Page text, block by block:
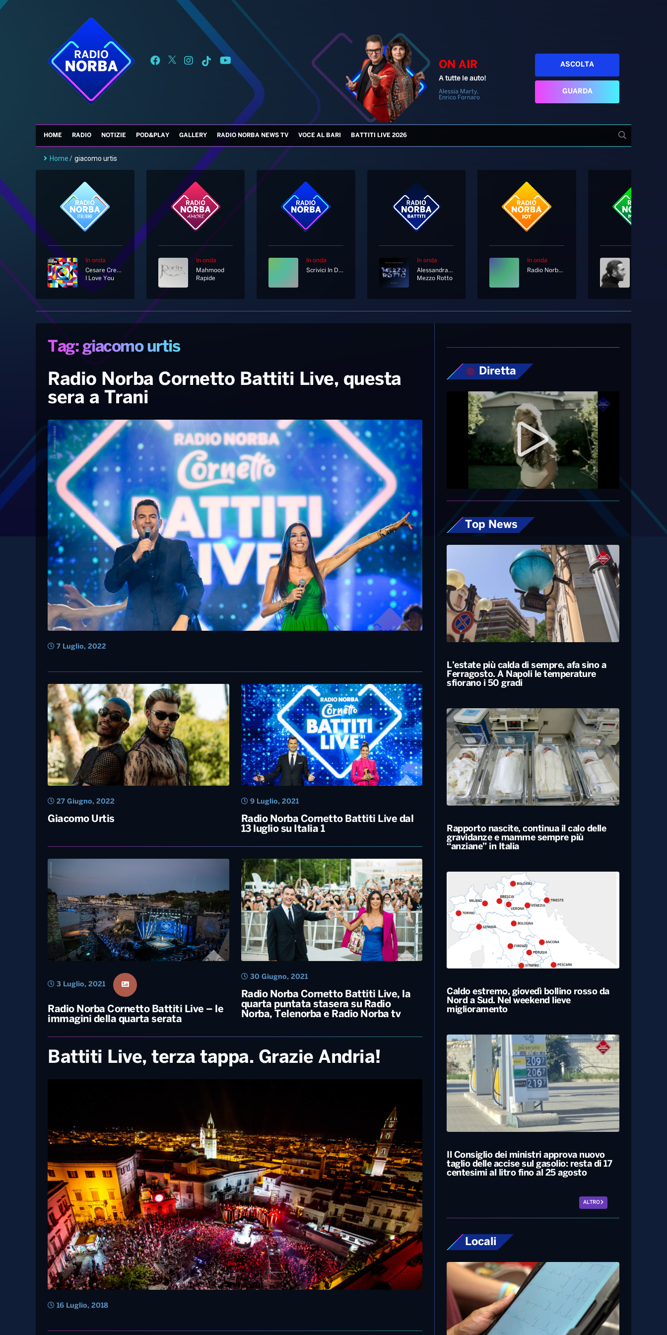
ON AIR
A tutte le auto!
Alessia Marty,
Enrico Fornaro
ASCOLTA
GUARDA
HOME RADIO NOTIZIE POD&PLAY GALLERY RADIO NORBA NEWS TV VOCE AL BARI BATTITI LIVE 2026
Home/ giacomo urtis
In onda
Cesare Cremonini
I Love You
In onda
Mahmood
Rapide
In onda
Scrivici In Diretta Su Whatsapp Al 333 12 12 333
In onda
Alessandra Amoroso Ft. Bigmama
Mezzo Rotto
In onda
Radio Norba Joy
Tag: giacomo urtis
Radio Norba Cornetto Battiti Live, questa
sera a Trani
7 Luglio, 2022
Giacomo Urtis
27 Giugno, 2022
Radio Norba Cornetto Battiti Live dal
9 Luglio, 2021
Radio Norba Cornetto Battiti Live – le
immagini della quarta serata
Radio Norba Cornetto Battiti Live, la
quarta puntata stasera su Radio
Norba, Telenorba e Radio Norba tv
Battiti Live, terza tappa. Grazie Andria!
Top News
L’estate più calda di sempre, afa sino a
Rapporto nascite, continua il calo delle
Caldo estremo, giovedì bollino rosso da
Il Consiglio dei ministri approva nuovo
taglio delle accise sul gasolio: resta di 17
centesimi al litro fino al 25 agosto